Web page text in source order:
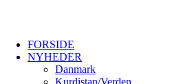
FORSIDE
NYHEDER
Danmark
Kurdistan/Verden